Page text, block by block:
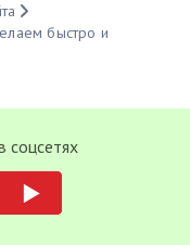
быстро и
соцсетях